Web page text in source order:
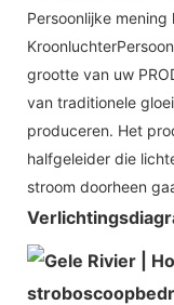
Persoonlijke
grootte van uw
van traditionele
produceren. Het
halfgeleider die
stroom doorheen